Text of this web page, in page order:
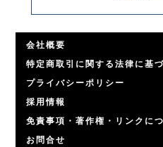
会社概要
特定商取引に関する法律に基
プライバシーポリシー
採用情報
免責事項・著作権・リンクに
お問合せ